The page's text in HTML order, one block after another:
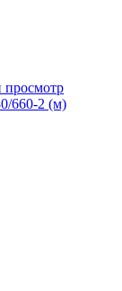
660-2 (м)